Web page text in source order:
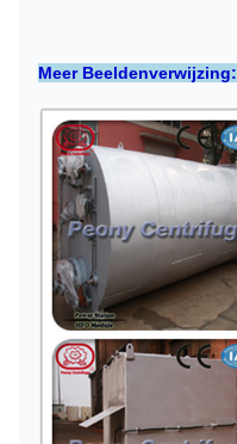
Meer Beeldenverwijzing: